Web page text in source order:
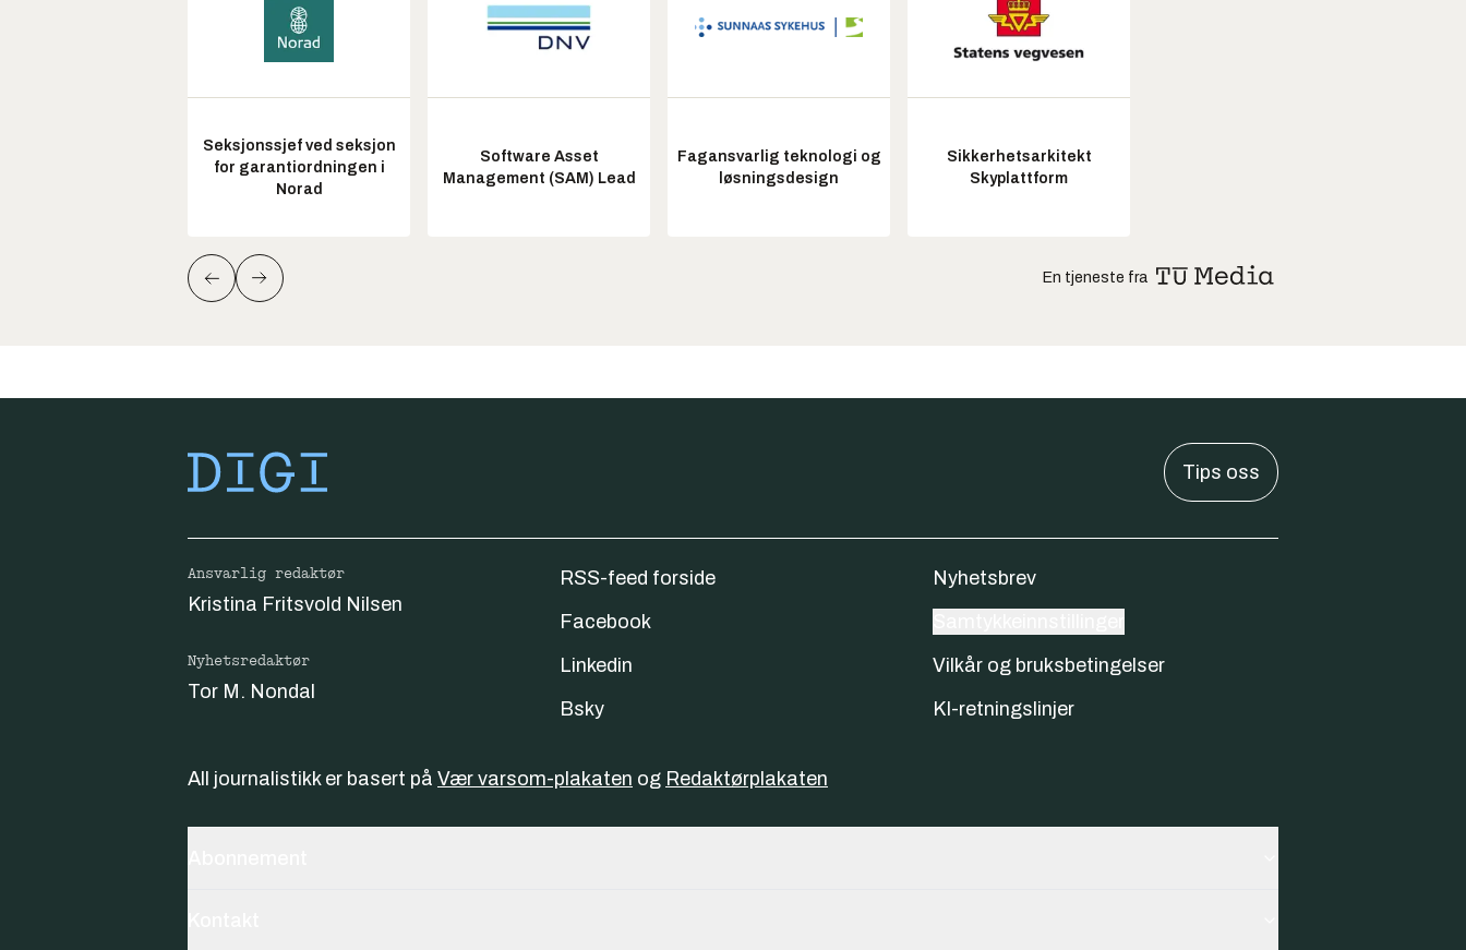
Seksjonssjef ved seksjon
for garantiordningen i
Norad
Software Asset
Management (SAM) Lead
Fagansvarlig teknologi og
løsningsdesign
Sikkerhetsarkitekt
Skyplattform
En tjeneste fra
Tips oss
Ansvarlig redaktør
Kristina Fritsvold Nilsen
Nyhetsredaktør
Tor M. Nondal
RSS-feed forside
Facebook
Linkedin
Bsky
Nyhetsbrev
Vilkår og bruksbetingelser
KI-retningslinjer
All journalistikk er basert på Vær varsom-plakaten og Redaktørplakaten